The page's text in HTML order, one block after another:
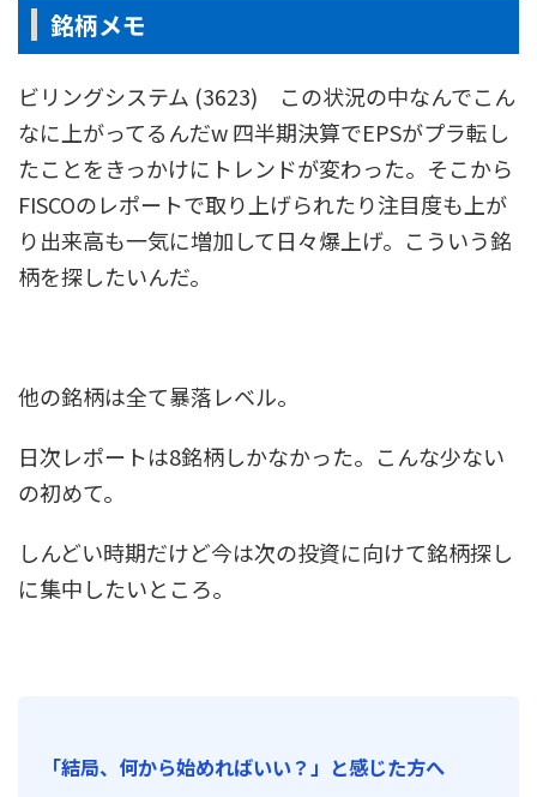
銘柄メモ
ビリングシステム (3623) この状況の中なんでこん
なに上がってるんだw 四半期決算でEPSがプラ転し
たことをきっかけにトレンドが変わった。そこから
FISCOのレポートで取り上げられたり注目度も上が
り出来高も一気に増加して日々爆上げ。こういう銘
柄を探したいんだ。
他の銘柄は全て暴落レベル。
日次レポートは8銘柄しかなかった。こんな少ない
の初めて。
しんどい時期だけど今は次の投資に向けて銘柄探し
に集中したいところ。
「結局、何から始めればいい？」と感じた方へ